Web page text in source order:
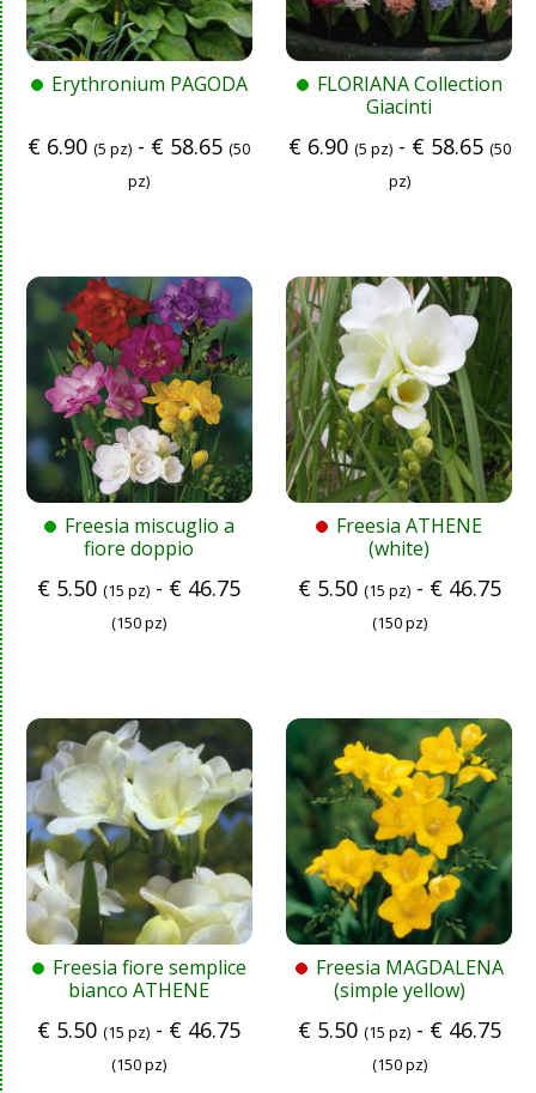
Erythronium PAGODA
€ 6.90 (5 pz) - € 58.65 (50
pz)
FLORIANA Collection
Giacinti
€6.90 (5 pz)- €58.65 (50
pz)
Freesia miscuglio a
fiore doppio
€ 5.50 (15 pz) - € 46.75
(150 pz)
Freesia ATHENE
(white)
€5.50 (15 pz)- €46.75
(150 pz)
Freesia fiore semplice
bianco ATHENE
€ 5.50 (15 pz) - € 46.75
(150 pz)
Freesia MAGDALENA
(simple yellow)
€5.50 (15 pz)- €46.75
(150 pz)